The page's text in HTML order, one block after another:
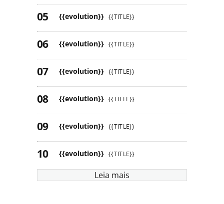
{{evolution}} {{TITLE}}
{{evolution}} {{TITLE}}
{{evolution}} {{TITLE}}
{{evolution}} {{TITLE}}
{{evolution}} {{TITLE}}
{{evolution}} {{TITLE}}
Leia mais